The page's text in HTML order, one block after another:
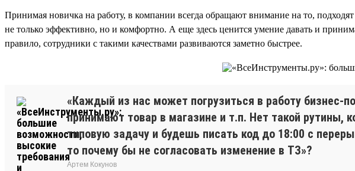
Принимая новичка на работу, в компании всегда обращают внимание на то,
не только эффективно, но и комфортно. А еще здесь ценится умение давать и
правило, сотрудники с такими качествами развиваются заметно быстрее.
«Каждый из нас может погрузиться в работу бизнес-
принимают товар в магазине и т.п. Нет такой рутины,
типовую задачу и будешь писать код до 18:00 с
то почему бы не согласовать изменение в ТЗ»?
Артем Кокунов